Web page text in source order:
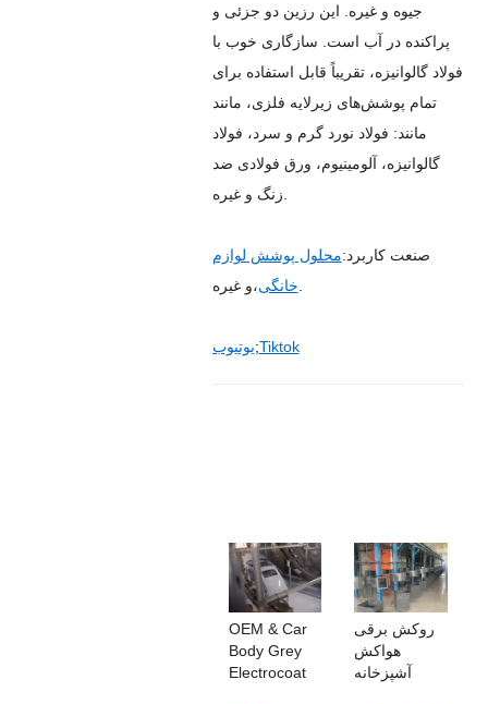
جیوه و غیره. این رزین دو جزئی و
پراکنده در آب است. سازگاری خوب با
فولاد گالوانیزه، تقریباً قابل استفاده برای
تمام پوشش‌های زیرلایه فلزی، مانند
مانند: فولاد نورد گرم و سرد، فولاد
گالوانیزه، آلومینیوم، ورق فولادی ضد
صنعت کاربرد:محلول پوشش لوازم
خانگی
یوتیوب;Tiktok
OEM & Car
Body Grey
Electrocoat
روکش برقی
هواکش
آشپزخانه